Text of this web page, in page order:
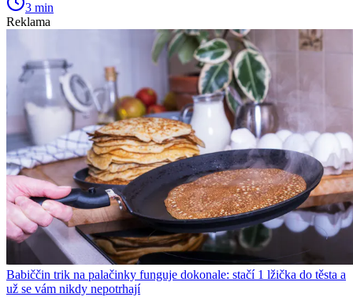
3 min
Reklama
Babiččin trik na palačinky funguje dokonale: stačí 1 lžička do těsta a
už se vám nikdy nepotrhají